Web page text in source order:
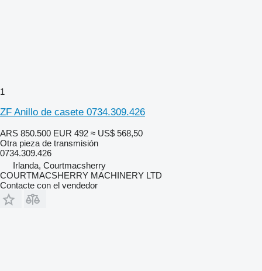
1
ZF Anillo de casete 0734.309.426
ARS 850.500 EUR 492 ≈ US$ 568,50
Otra pieza de transmisión
0734.309.426
Irlanda, Courtmacsherry
COURTMACSHERRY MACHINERY LTD
Contacte con el vendedor